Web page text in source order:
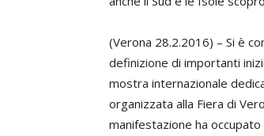
(Verona 28.2.2016) – Si è
definizione di importanti
mostra internazionale
organizzata alla Fiera di
manifestazione ha